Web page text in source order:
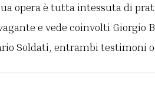
opera è tutta intessuta di
e vede coinvolti Giorgio
Soldati, entrambi testimoni